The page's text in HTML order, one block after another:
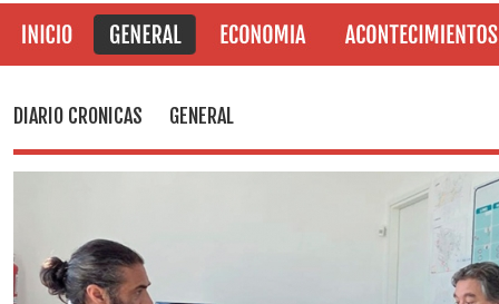
DIARIO CRONICAS GENERAL